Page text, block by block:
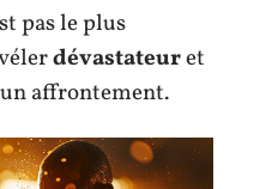
pas le plus
dévastateuret
affrontement.